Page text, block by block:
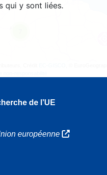
qui y sont liées.
de l’UE
européenne